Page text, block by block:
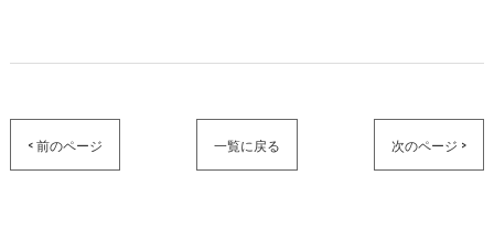
< 前のページ 一覧に戻る 次のページ >